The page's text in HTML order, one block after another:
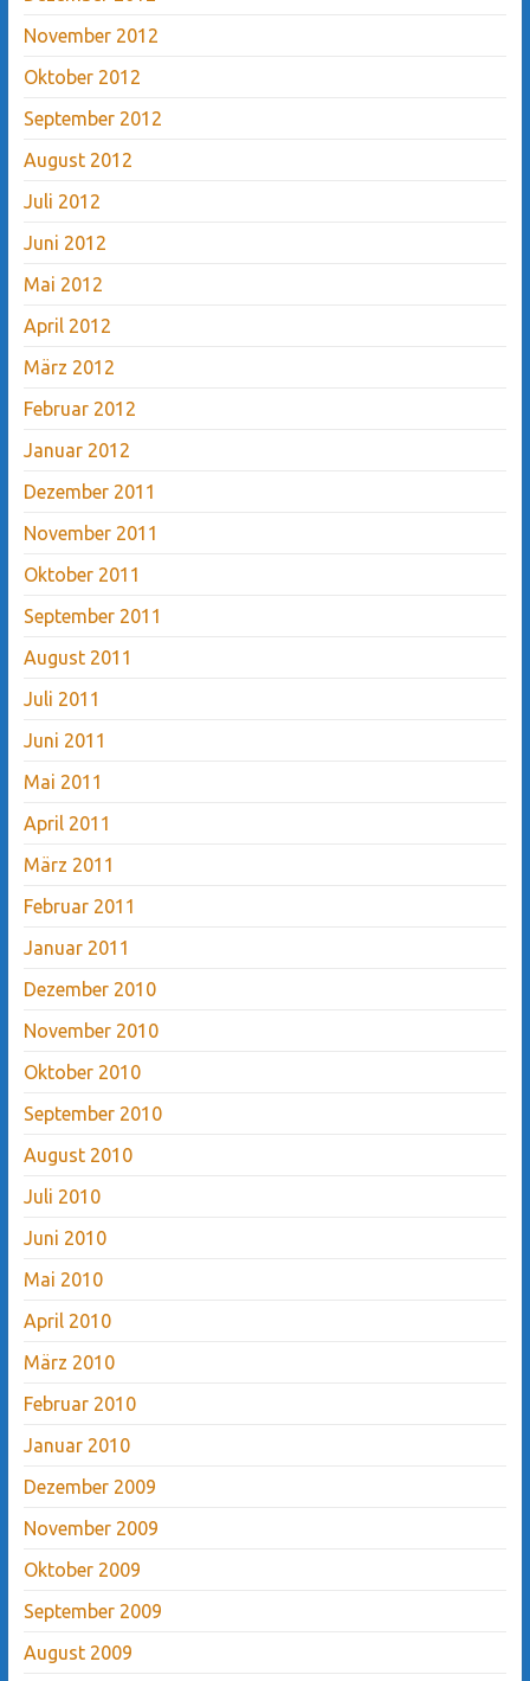
November 2012
Oktober 2012
September 2012
August 2012
Juli 2012
Juni 2012
Mai 2012
April 2012
März 2012
Februar 2012
Januar 2012
Dezember 2011
November 2011
Oktober 2011
September 2011
August 2011
Juli 2011
Juni 2011
Mai 2011
April 2011
März 2011
Februar 2011
Januar 2011
Dezember 2010
November 2010
Oktober 2010
September 2010
August 2010
Juli 2010
Juni 2010
Mai 2010
April 2010
März 2010
Februar 2010
Januar 2010
Dezember 2009
November 2009
Oktober 2009
September 2009
August 2009